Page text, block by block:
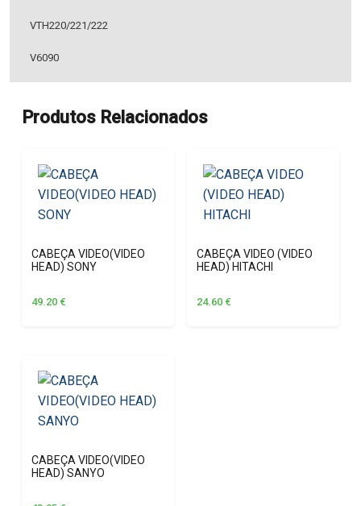
VTH220/221/222
V6090
Produtos Relacionados
CABEÇA VIDEO(VIDEO
HEAD) SONY
49.20 €
CABEÇA VIDEO (VIDEO
HEAD) HITACHI
24.60 €
CABEÇA VIDEO(VIDEO
HEAD) SANYO